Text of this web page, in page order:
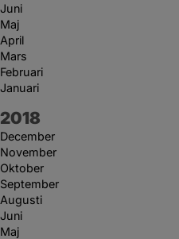
Juni
Maj
April
Mars
Februari
Januari
År:
2018
December
November
Oktober
September
Augusti
Juni
Maj